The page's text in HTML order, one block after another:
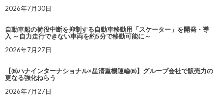
2026年7月30日
自動車船の荷役中断を抑制する自動車移動用「スケーター」を開発・導
入 ～自力走行できない車両を約5分で移動可能に～
2026年7月27日
【㈱ハナインターナショナル×星清重機運輸㈱】グループ会社で販売力の
更なる強化ねらう
2026年7月27日